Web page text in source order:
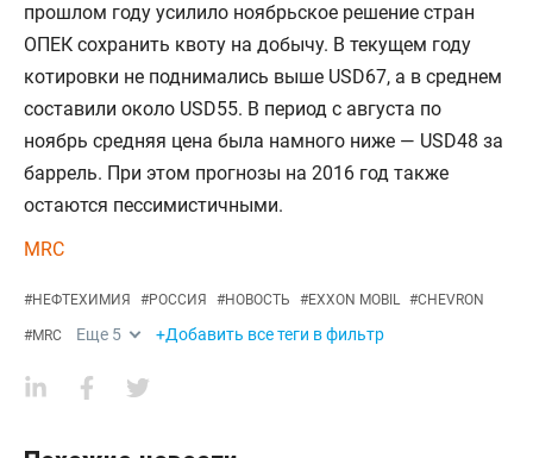
прошлом году усилило ноябрьское решение стран
ОПЕК сохранить квоту на добычу. В текущем году
котировки не поднимались выше USD67, а в среднем
составили около USD55. В период с августа по
ноябрь средняя цена была намного ниже — USD48 за
баррель. При этом прогнозы на 2016 год также
остаются пессимистичными.
MRC
#НЕФТЕХИМИЯ #РОССИЯ #НОВОСТЬ #EXXON MOBIL #CHEVRON
#MRC Еще 5 +Добавить все теги в фильтр